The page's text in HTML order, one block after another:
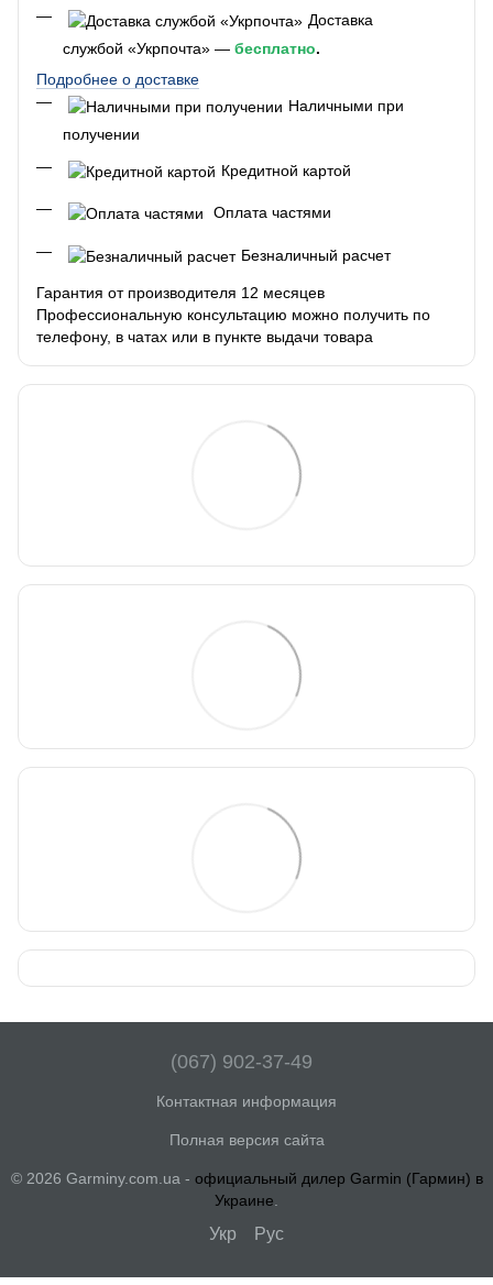
Доставка
службой «Укрпочта» — бесплатно.
Подробнее о доставке
Наличными при
получении
Кредитной картой
Оплата частями
Безналичный расчет
Гарантия от производителя 12 месяцев
Профессиональную консультацию можно получить по
телефону, в чатах или в пункте выдачи товара
(067) 902-37-49
Контактная информация
Полная версия сайта
© 2026 Garminy.com.ua - официальный дилер Garmin (Гармин) в
Украине
Укр Рус